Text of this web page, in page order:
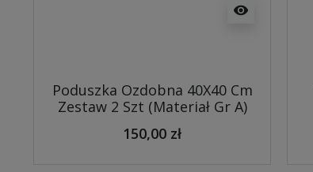
visibility
Poduszka Ozdobna 40X40 Cm
Zestaw 2 Szt (Materiał Gr A)
150,00 zł